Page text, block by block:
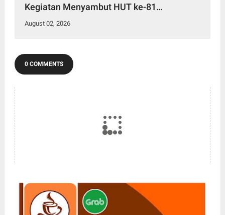
Kegiatan Menyambut HUT ke-81
Kemerdekaan RI di Desa Surabaya Utara
August 02, 2026
0 COMMENTS